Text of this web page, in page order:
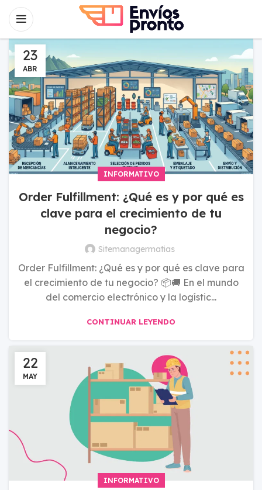
23
ABR
INFORMATIVO
Order Fulfillment: ¿Qué es y por qué es
clave para el crecimiento de tu
negocio?
Sitemanagermatias
Order Fulfillment: ¿Qué es y por qué es clave para
el crecimiento de tu negocio? 📦🚚 En el mundo
del comercio electrónico y la logístic...
CONTINUAR LEYENDO
22
MAY
INFORMATIVO